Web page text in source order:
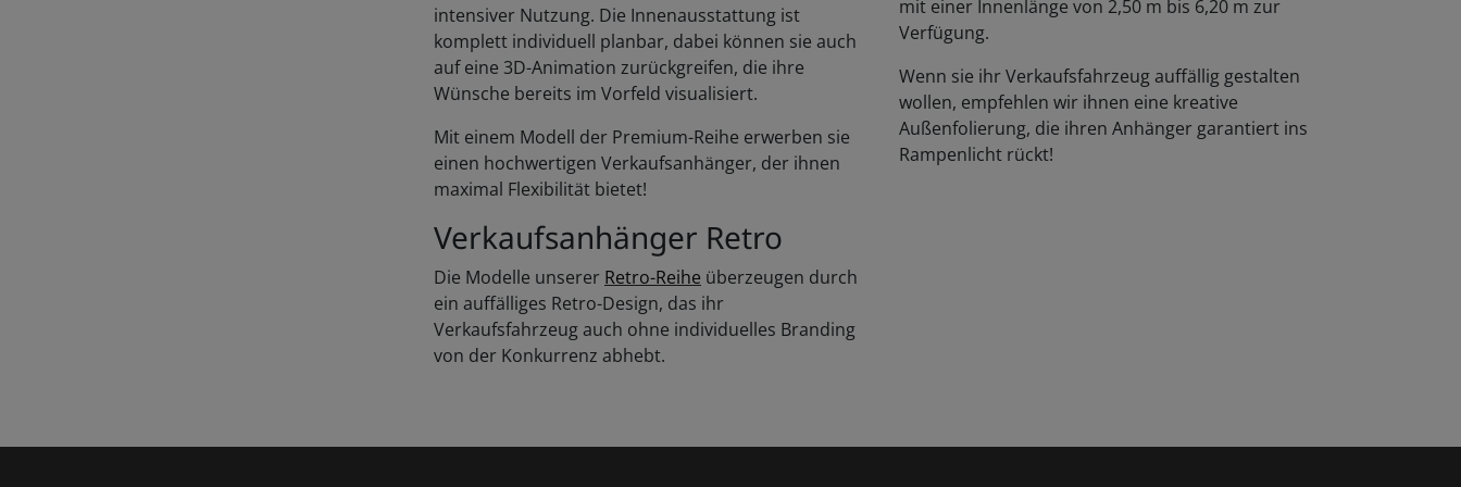
intensiver Nutzung. Die Innenausstattung ist
komplett individuell planbar, dabei können sie auch
auf eine 3D-Animation zurückgreifen, die ihre
Wünsche bereits im Vorfeld visualisiert.
Mit einem Modell der Premium-Reihe erwerben sie
einen hochwertigen Verkaufsanhänger, der ihnen
maximal Flexibilität bietet!
Verkaufs­anhänger Retro
Die Modelle unserer Retro-Reihe überzeugen durch
ein auffälliges Retro-Design, das ihr
Verkaufsfahrzeug auch ohne individuelles Branding
von der Konkurrenz abhebt.
mit einer Innenlänge von 2,50 m bis 6,20 m zur
Verfügung.
Wenn sie ihr Verkaufsfahrzeug auffällig gestalten
wollen, empfehlen wir ihnen eine kreative
Außenfolierung, die ihren Anhänger garantiert ins
Rampenlicht rückt!